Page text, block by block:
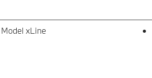
Model xLine